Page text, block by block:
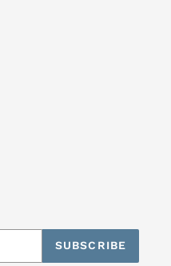
SUBSCRIBE